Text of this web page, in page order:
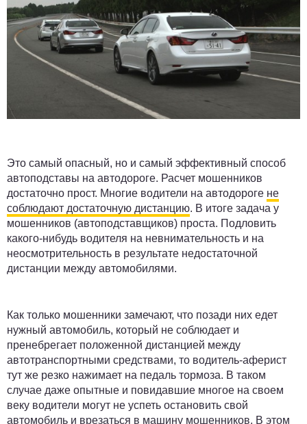
Это самый опасный, но и самый эффективный способ
автоподставы на автодороге. Расчет мошенников
достаточно прост. Многие водители на автодороге не
соблюдают достаточную дистанцию. В итоге задача у
мошенников (автоподставщиков) проста. Подловить
какого-нибудь водителя на невнимательность и на
неосмотрительность в результате недостаточной
дистанции между автомобилями.
Как только мошенники замечают, что позади них едет
нужный автомобиль, который не соблюдает и
пренебрегает положенной дистанцией между
автотранспортными средствами, то водитель-аферист
тут же резко нажимает на педаль тормоза. В таком
случае даже опытные и повидавшие многое на своем
веку водители могут не успеть остановить свой
автомобиль и врезаться в машину мошенников. В этом